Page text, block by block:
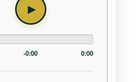
-0:00 0:00